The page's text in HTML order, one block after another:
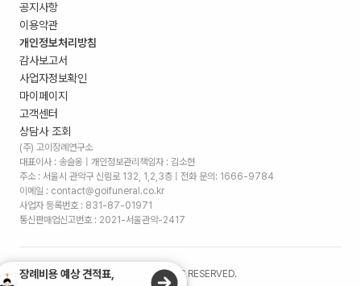
공지사항
이용약관
개인정보처리방침
감사보고서
사업자정보확인
마이페이지
고객센터
상담사 조회
(주) 고이장례연구소
대표이사 : 송슬옹 | 개인정보관리책임자 : 김소현
주소 : 서울시 관악구 신림로 132, 1,2,3층 | 전화 문의: 1666-9784
이메일 : contact@goifuneral.co.kr
사업자 등록번호 : 831-87-01971
통신판매업신고번호 : 2021-서울관악-2417
©2026. (주)고이장례연구소 ALL RIGHTS RESERVED.
장례비용 예상 견적표,